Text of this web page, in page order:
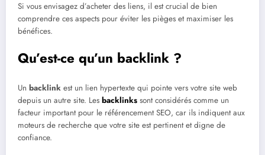
Si vous envisagez d’acheter des liens, il est crucial de bien
comprendre ces aspects pour éviter les pièges et maximiser les
bénéfices.
Qu’est-ce qu’un backlink ?
Un backlink est un lien hypertexte qui pointe vers votre site web
depuis un autre site. Les backlinks sont considérés comme un
facteur important pour le référencement SEO, car ils indiquent aux
moteurs de recherche que votre site est pertinent et digne de
confiance.